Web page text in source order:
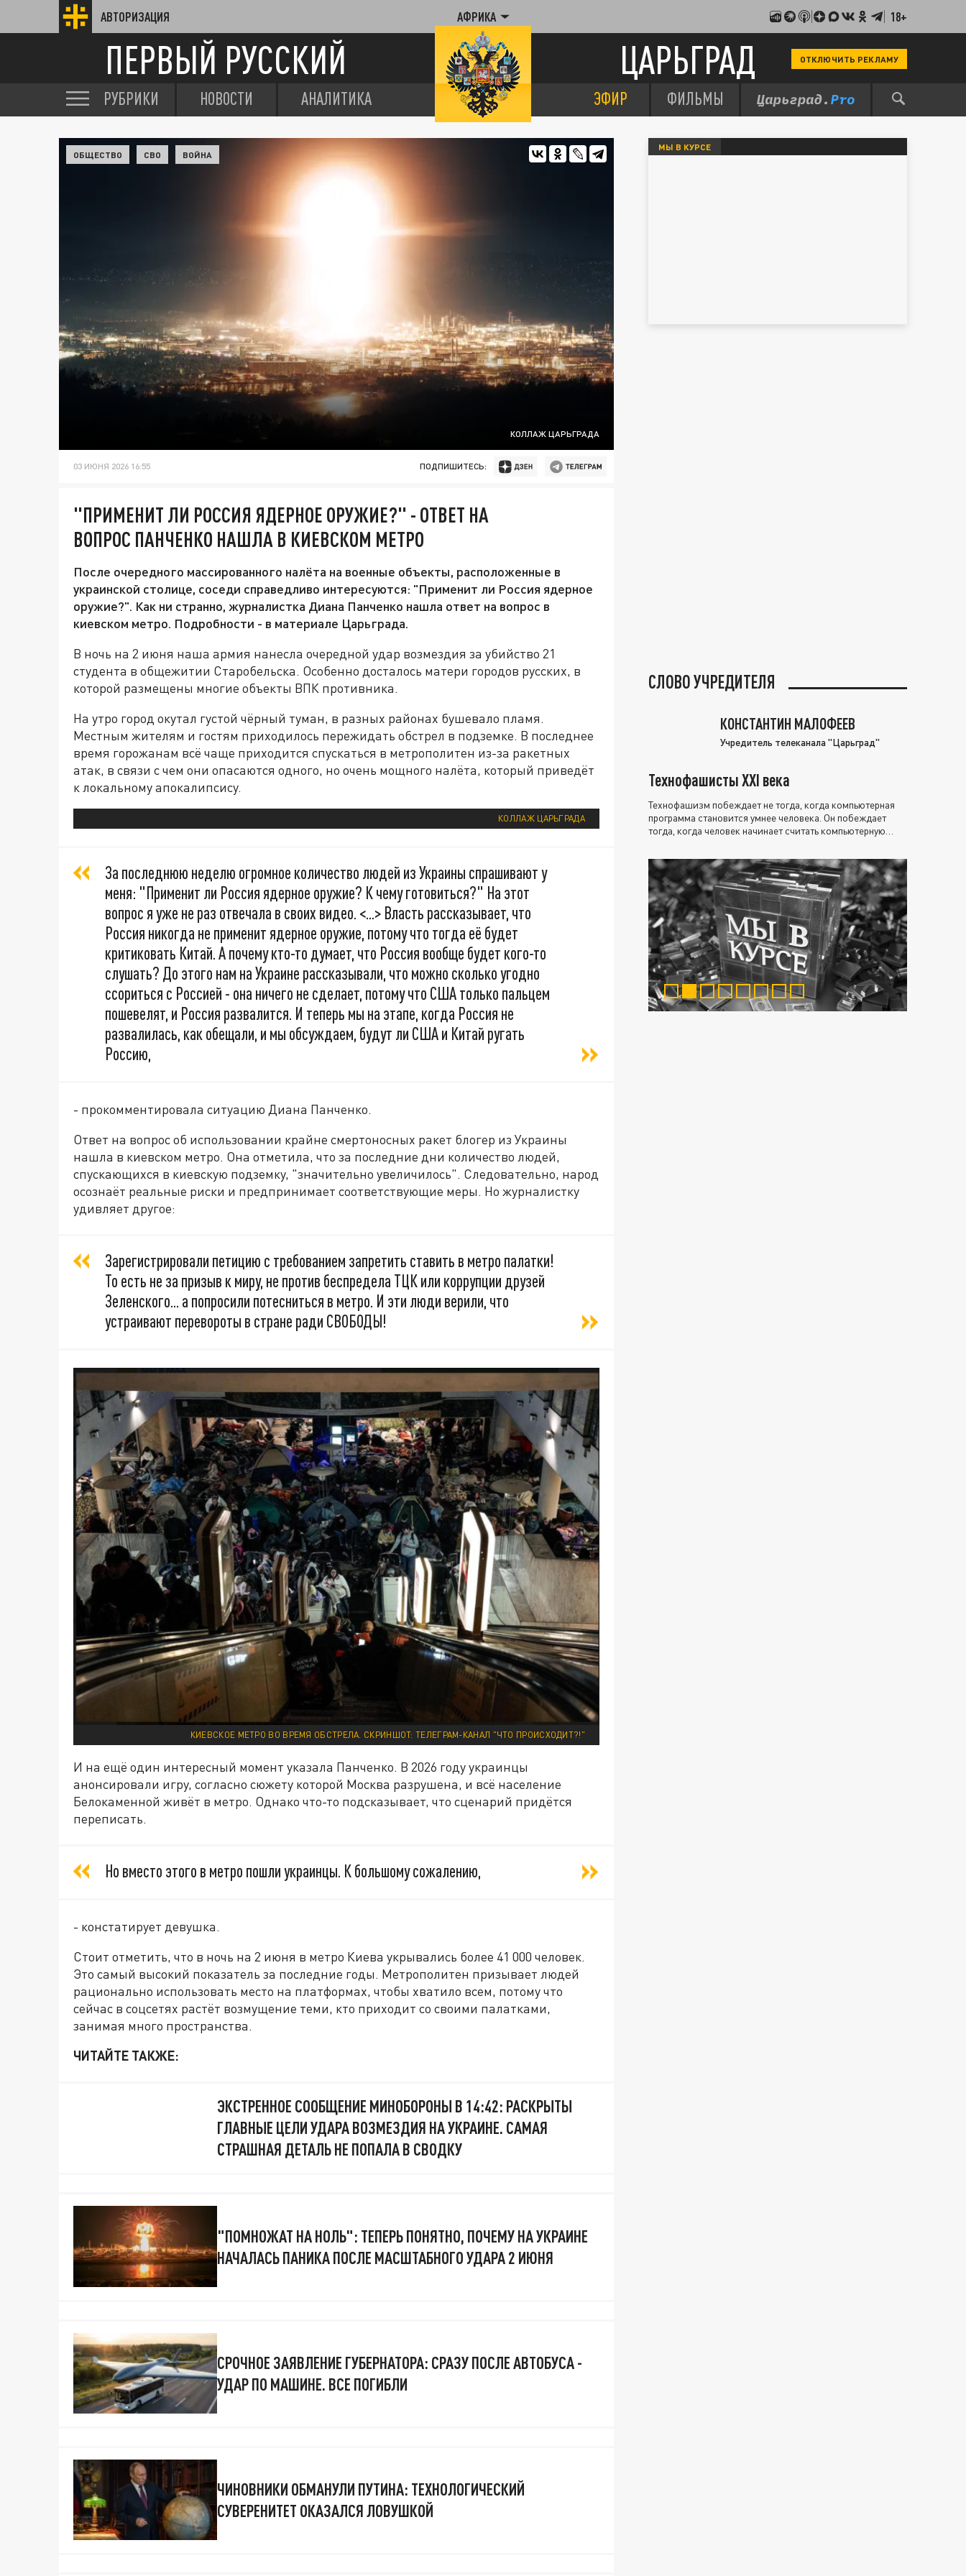
АВТОРИЗАЦИЯ АФРИКА 18+
ПЕРВЫЙ РУССКИЙ ЦАРЬГРАД ОТКЛЮЧИТЬ РЕКЛАМУ
РУБРИКИ НОВОСТИ АНАЛИТИКА ЭФИР ФИЛЬМЫ
КОЛЛАЖ ЦАРЬГРАДА
ОБЩЕСТВО СВО ВОЙНА
03 ИЮНЯ 2026 16:55 ПОДПИШИТЕСЬ:
"ПРИМЕНИТ ЛИ РОССИЯ ЯДЕРНОЕ ОРУЖИЕ?" - ОТВЕТ НА
ВОПРОС ПАНЧЕНКО НАШЛА В КИЕВСКОМ МЕТРО
После очередного массированного налёта на военные объекты, расположенные в
украинской столице, соседи справедливо интересуются: "Применит ли Россия ядерное
оружие?". Как ни странно, журналистка Диана Панченко нашла ответ на вопрос в
киевском метро. Подробности - в материале Царьграда.
В ночь на 2 июня наша армия нанесла очередной удар возмездия за убийство 21
студента в общежитии Старобельска. Особенно досталось матери городов русских, в
которой размещены многие объекты ВПК противника.
На утро город окутал густой чёрный туман, в разных районах бушевало пламя.
Местным жителям и гостям приходилось пережидать обстрел в подземке. В последнее
время горожанам всё чаще приходится спускаться в метрополитен из-за ракетных
атак, в связи с чем они опасаются одного, но очень мощного налёта, который приведёт
к локальному апокалипсису.
КОЛЛАЖ ЦАРЬГРАДА
За последнюю неделю огромное количество людей из Украины спрашивают у
меня: "Применит ли Россия ядерное оружие? К чему готовиться?" На этот
вопрос я уже не раз отвечала в своих видео. <...> Власть рассказывает, что
Россия никогда не применит ядерное оружие, потому что тогда её будет
критиковать Китай. А почему кто-то думает, что Россия вообще будет кого-то
слушать? До этого нам на Украине рассказывали, что можно сколько угодно
ссориться с Россией - она ничего не сделает, потому что США только пальцем
пошевелят, и Россия развалится. И теперь мы на этапе, когда Россия не
развалилась, как обещали, и мы обсуждаем, будут ли США и Китай ругать
Россию,
- прокомментировала ситуацию Диана Панченко.
Ответ на вопрос об использовании крайне смертоносных ракет блогер из Украины
нашла в киевском метро. Она отметила, что за последние дни количество людей,
спускающихся в киевскую подземку, "значительно увеличилось". Следовательно, народ
осознаёт реальные риски и предпринимает соответствующие меры. Но журналистку
удивляет другое:
Зарегистрировали петицию с требованием запретить ставить в метро палатки!
То есть не за призыв к миру, не против беспредела ТЦК или коррупции друзей
Зеленского... а попросили потесниться в метро. И эти люди верили, что
устраивают перевороты в стране ради СВОБОДЫ!
КИЕВСКОЕ МЕТРО ВО ВРЕМЯ ОБСТРЕЛА. СКРИНШОТ: ТЕЛЕГРАМ-КАНАЛ "ЧТО ПРОИСХОДИТ?!"
И на ещё один интересный момент указала Панченко. В 2026 году украинцы
анонсировали игру, согласно сюжету которой Москва разрушена, и всё население
Белокаменной живёт в метро. Однако что-то подсказывает, что сценарий придётся
переписать.
Но вместо этого в метро пошли украинцы. К большому сожалению,
- констатирует девушка.
Стоит отметить, что в ночь на 2 июня в метро Киева укрывались более 41 000 человек.
Это самый высокий показатель за последние годы. Метрополитен призывает людей
рационально использовать место на платформах, чтобы хватило всем, потому что
сейчас в соцсетях растёт возмущение теми, кто приходит со своими палатками,
занимая много пространства.
ЧИТАЙТЕ ТАКЖЕ:
ЭКСТРЕННОЕ СООБЩЕНИЕ МИНОБОРОНЫ В 14:42: РАСКРЫТЫ
ГЛАВНЫЕ ЦЕЛИ УДАРА ВОЗМЕЗДИЯ НА УКРАИНЕ. САМАЯ
СТРАШНАЯ ДЕТАЛЬ НЕ ПОПАЛА В СВОДКУ
"ПОМНОЖАТ НА НОЛЬ": ТЕПЕРЬ ПОНЯТНО, ПОЧЕМУ НА УКРАИНЕ
НАЧАЛАСЬ ПАНИКА ПОСЛЕ МАСШТАБНОГО УДАРА 2 ИЮНЯ
СРОЧНОЕ ЗАЯВЛЕНИЕ ГУБЕРНАТОРА: СРАЗУ ПОСЛЕ АВТОБУСА -
УДАР ПО МАШИНЕ. ВСЕ ПОГИБЛИ
ЧИНОВНИКИ ОБМАНУЛИ ПУТИНА: ТЕХНОЛОГИЧЕСКИЙ
СУВЕРЕНИТЕТ ОКАЗАЛСЯ ЛОВУШКОЙ
МЫ В КУРСЕ
СЛОВО УЧРЕДИТЕЛЯ
КОНСТАНТИН МАЛОФЕЕВ
Учредитель телеканала "Царьград"
Технофашисты XXI века
Технофашизм побеждает не тогда, когда компьютерная
программа становится умнее человека. Он побеждает
тогда, когда человек начинает считать компьютерную